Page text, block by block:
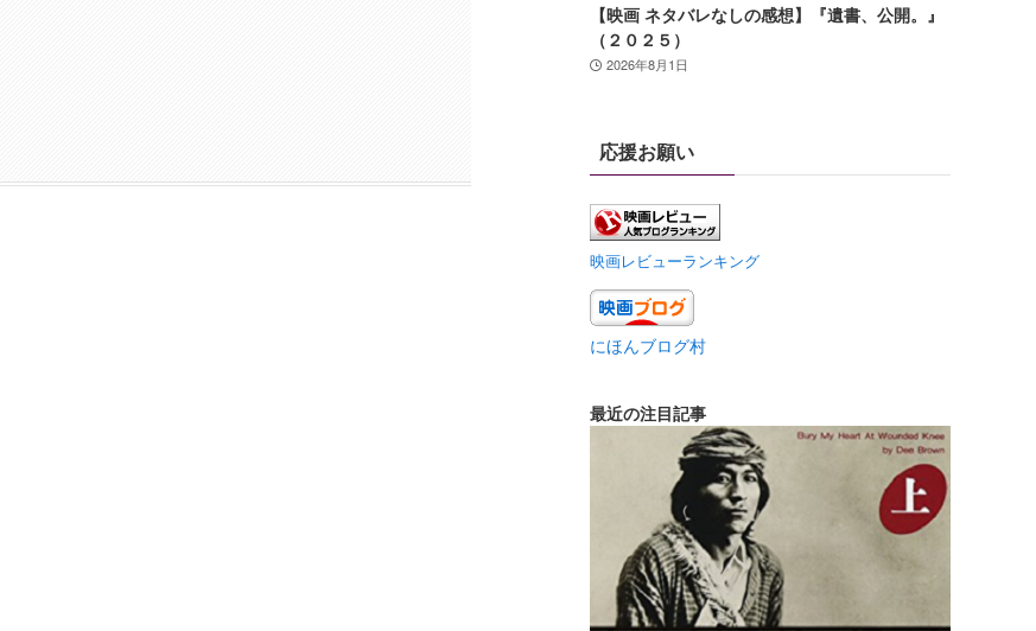
【映画 ネタバレなしの感想】『遺書、公開。』
（２０２５）
2026年8月1日
応援お願い
映画レビューランキング
にほんブログ村
最近の注目記事